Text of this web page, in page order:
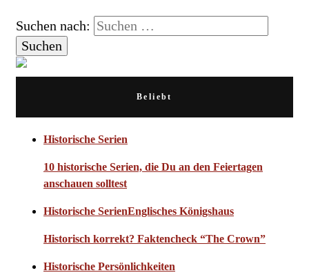
Suchen nach:
Beliebt
Historische Serien
10 historische Serien, die Du an den Feiertagen
anschauen solltest
Historische SerienEnglisches Königshaus
Historisch korrekt? Faktencheck “The Crown”
Historische Persönlichkeiten